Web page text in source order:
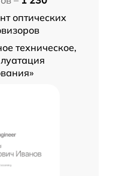
оптических
техническое,